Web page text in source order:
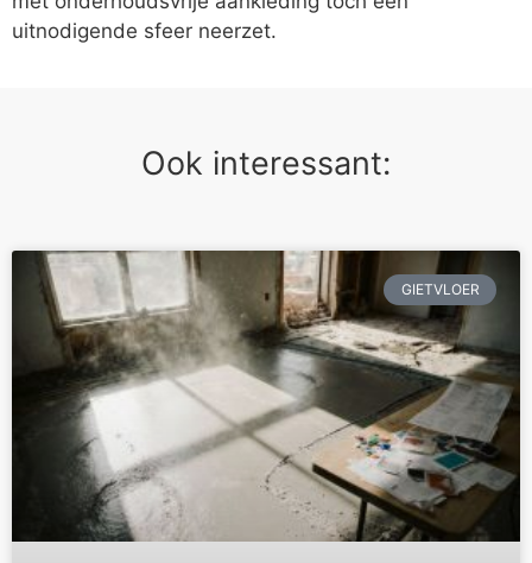
uitnodigende sfeer neerzet.
Ook interessant:
GIETVLOER